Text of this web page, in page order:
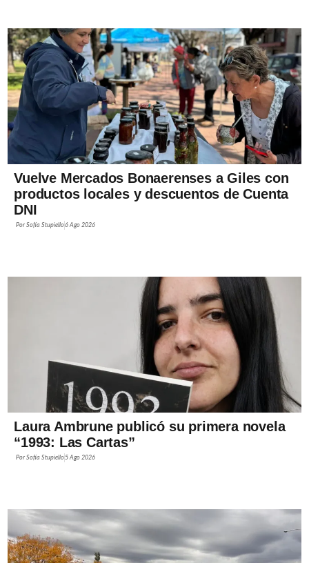
Vuelve Mercados Bonaerenses a Giles con
productos locales y descuentos de Cuenta
DNI
PorSofía Stupiello6 Ago 2026
Laura Ambrune publicó su primera novela
“1993: Las Cartas”
PorSofía Stupiello 5 Ago 2026